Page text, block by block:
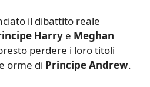
il dibattito reale
Harry e Meghan
perdere i loro titoli
orme di Principe Andrew.